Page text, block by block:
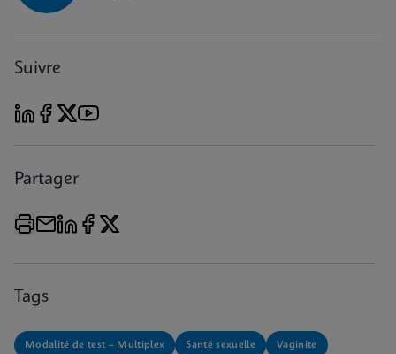
Suivre
Partager
Tags
Modalité de test – Multiplex Santé sexuelle Vaginite